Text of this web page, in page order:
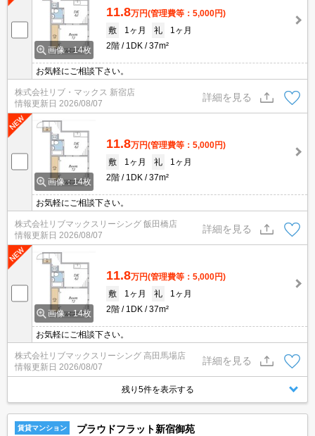
画像：14枚
11.8万円(管理費等：5,000円)
敷
1ヶ月 礼
1ヶ月
2階
1DK 37m²
お気軽にご相談下さい。
株式会社リブ・マックス 新宿店
情報更新日 2026/08/07
詳細を見る
画像：14枚
11.8万円(管理費等：5,000円)
敷
1ヶ月 礼
1ヶ月
2階
1DK 37m²
お気軽にご相談下さい。
株式会社リブマックスリーシング 飯田橋店
情報更新日 2026/08/07
詳細を見る
画像：14枚
11.8万円(管理費等：5,000円)
敷
1ヶ月 礼
1ヶ月
2階
1DK 37m²
お気軽にご相談下さい。
株式会社リブマックスリーシング 高田馬場店
情報更新日 2026/08/07
詳細を見る
残り5件を表示する
賃貸マンション プラウドフラット新宿御苑